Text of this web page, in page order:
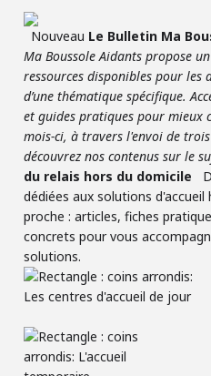
Nouveau Le Bulletin Ma
Ma Boussole Aidants propose
ressources disponibles pour
d’une thématique spécifique.
et guides pratiques pour mieux
mois-ci, à travers l'envoi de
découvrez nos contenus sur le
du relais hors du domicile
dédiées aux solutions
proche : articles, fiches
concrets pour vous
solutions. ­ ­